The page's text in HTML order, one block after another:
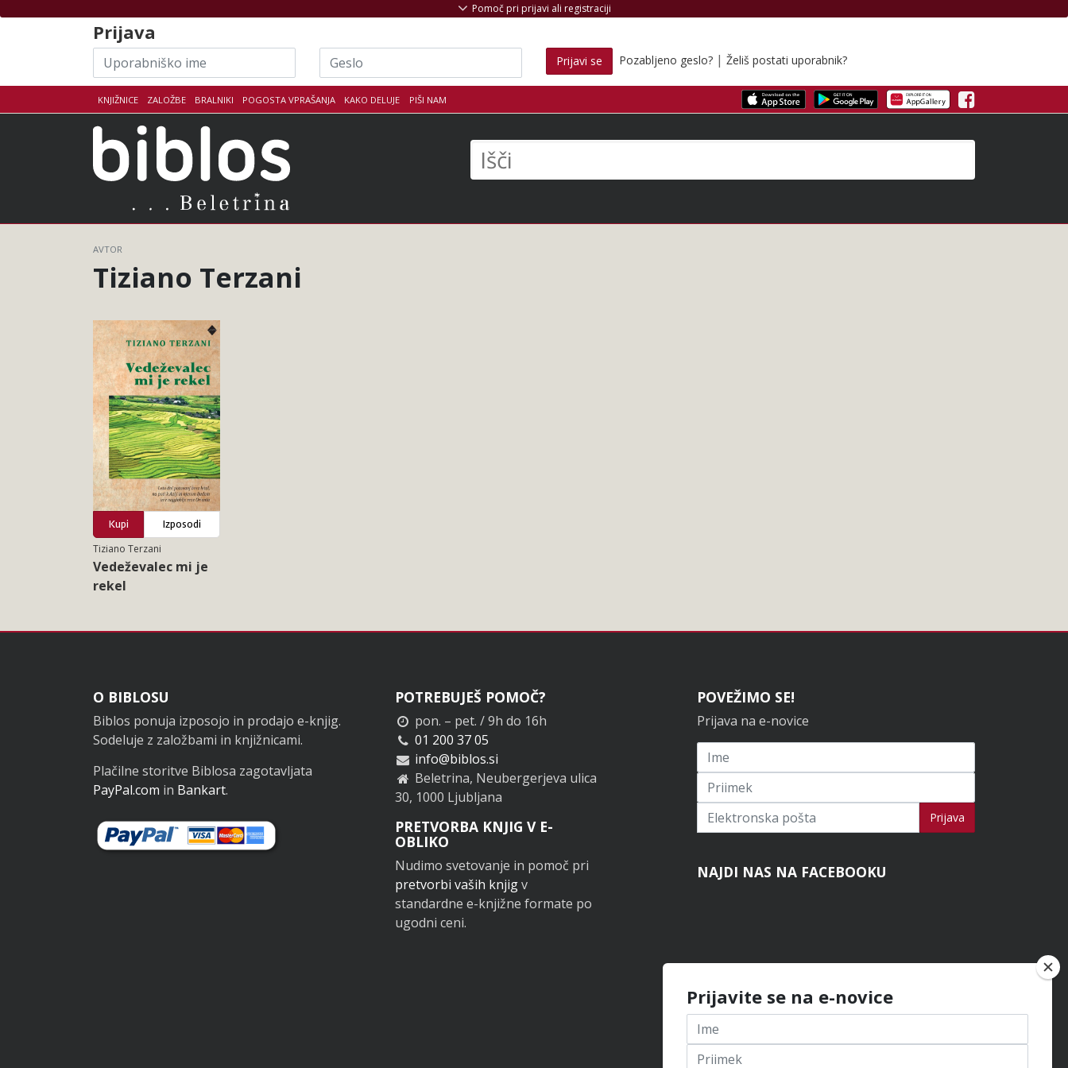
KNJIŽNICE ZALOŽBE BRALNIKI POGOSTA VPRAŠANJA KAKO DELUJE PIŠI NAM Facebook
Pomoč pri prijavi ali registraciji
Prijava
Uporabniško
ime
Geslo Prijavi se Pozabljeno geslo? | Želiš postati uporabnik?
AVTOR
Tiziano Terzani
Kupi
Izposodi
Tiziano Terzani
Vedeževalec mi je
rekel
Noga
O BIBLOSU
Biblos ponuja izposojo in prodajo e-knjig.
Sodeluje z založbami in knjižnicami.
Plačilne storitve Biblosa zagotavljata
PayPal.com in Bankart.
POTREBUJEŠ POMOČ?
pon. – pet. / 9h do 16h
01 200 37 05
info@biblos.si
Beletrina, Neubergerjeva ulica
30, 1000 Ljubljana
PRETVORBA KNJIG V E-
OBLIKO
Nudimo svetovanje in pomoč pri
pretvorbi vaših knjigv
standardne e-knjižne formate po
ugodni ceni.
POVEŽIMO SE!
Prijava na e-novice
Prijavi se na novice Prijava
NAJDI NAS NA FACEBOOKU
Prijavite se na e-novice